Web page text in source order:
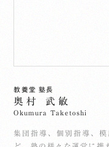
教養堂 塾長
奥村 武敏
Okumura Taketoshi
集団指導、個別指導、